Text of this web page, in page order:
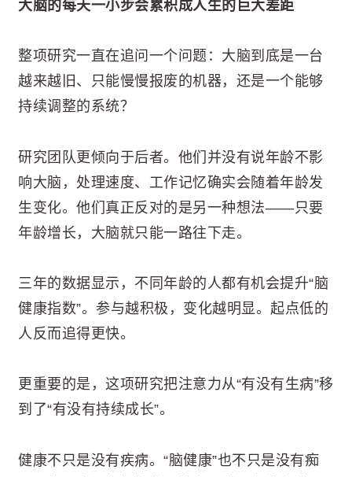
大脑的每天一小步会累积成人生的巨大差距
整项研究一直在追问一个问题：大脑到底是一台
越来越旧、只能慢慢报废的机器，还是一个能够
持续调整的系统？
研究团队更倾向于后者。他们并没有说年龄不影
响大脑，处理速度、工作记忆确实会随着年龄发
生变化。他们真正反对的是另一种想法——只要
年龄增长，大脑就只能一路往下走。
三年的数据显示，不同年龄的人都有机会提升“脑
健康指数”。参与越积极，变化越明显。起点低的
人反而追得更快。
更重要的是，这项研究把注意力从“有没有生病”移
到了“有没有持续成长”。
健康不只是没有疾病。“脑健康”也不只是没有痴